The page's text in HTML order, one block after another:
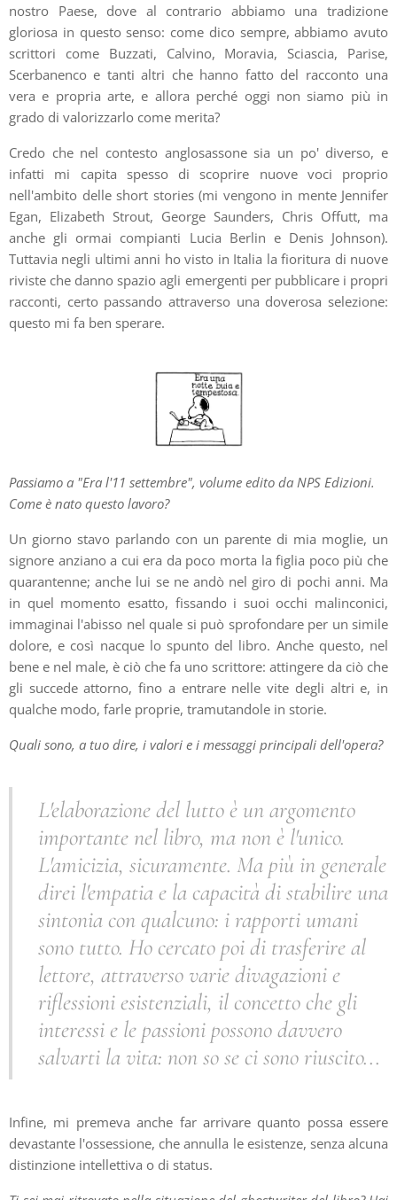
nostro Paese, dove al contrario abbiamo una tradizione
gloriosa in questo senso: come dico sempre, abbiamo avuto
scrittori come Buzzati, Calvino, Moravia, Sciascia, Parise,
Scerbanenco e tanti altri che hanno fatto del racconto una
vera e propria arte, e allora perché oggi non siamo più in
grado di valorizzarlo come merita?
Credo che nel contesto anglosassone sia un po' diverso, e
infatti mi capita spesso di scoprire nuove voci proprio
nell'ambito delle short stories (mi vengono in mente Jennifer
Egan, Elizabeth Strout, George Saunders, Chris Offutt, ma
anche gli ormai compianti Lucia Berlin e Denis Johnson).
Tuttavia negli ultimi anni ho visto in Italia la fioritura di nuove
riviste che danno spazio agli emergenti per pubblicare i propri
racconti, certo passando attraverso una doverosa selezione:
questo mi fa ben sperare.
Passiamo a "Era l'11 settembre", volume edito da NPS Edizioni.
Come è nato questo lavoro?
Un giorno stavo parlando con un parente di mia moglie, un
signore anziano a cui era da poco morta la figlia poco più che
quarantenne; anche lui se ne andò nel giro di pochi anni. Ma
in quel momento esatto, fissando i suoi occhi malinconici,
immaginai l'abisso nel quale si può sprofondare per un simile
dolore, e così nacque lo spunto del libro. Anche questo, nel
bene e nel male, è ciò che fa uno scrittore: attingere da ciò che
gli succede attorno, fino a entrare nelle vite degli altri e, in
qualche modo, farle proprie, tramutandole in storie.
Quali sono, a tuo dire, i valori e i messaggi principali dell'opera?
L'elaborazione del lutto è un argomento
importante nel libro, ma non è l'unico.
L'amicizia, sicuramente. Ma più in generale
direi l'empatia e la capacità di stabilire una
sintonia con qualcuno: i rapporti umani
sono tutto. Ho cercato poi di trasferire al
lettore, attraverso varie divagazioni e
riflessioni esistenziali, il concetto che gli
interessi e le passioni possono davvero
salvarti la vita: non so se ci sono riuscito...
Infine, mi premeva anche far arrivare quanto possa essere
devastante l'ossessione, che annulla le esistenze, senza alcuna
distinzione intellettiva o di status.